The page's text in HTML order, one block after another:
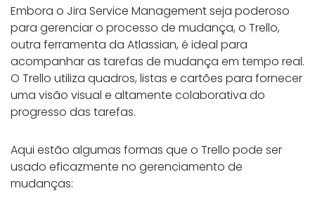
Embora o Jira Service Management seja poderoso
para gerenciar o processo de mudança, o Trello,
outra ferramenta da Atlassian, é ideal para
acompanhar as tarefas de mudança em tempo real.
O Trello utiliza quadros, listas e cartões para fornecer
uma visão visual e altamente colaborativa do
progresso das tarefas.
Aqui estão algumas formas que o Trello pode ser
usado eficazmente no gerenciamento de
mudanças: